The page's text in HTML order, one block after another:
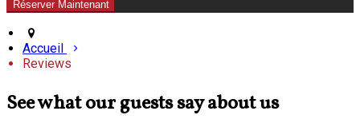
Accueil
Reviews
See what our guests say about us